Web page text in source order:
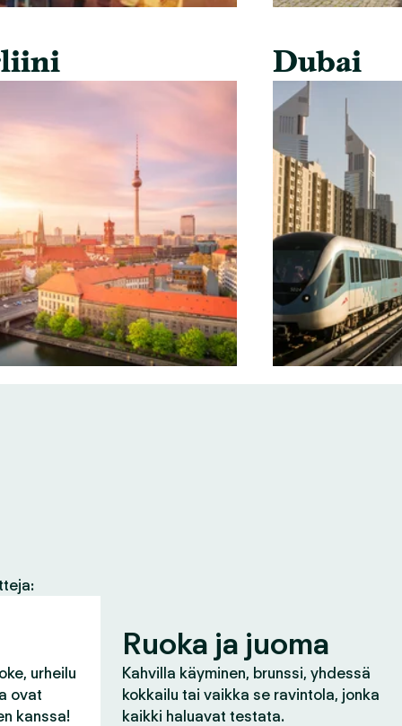
Dubai
urheilu
ovat
kanssa!
Ruoka ja juoma
Kahvilla käyminen, brunssi, yhdessä
kokkailu tai vaikka se ravintola, jonka
kaikki haluavat testata.